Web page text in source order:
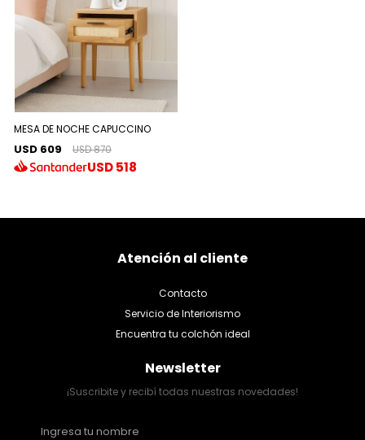
MESA DE NOCHE CAPUCCINO
USD 609 USD 870
USD518
Atención al cliente
Contacto
Servicio de Interiorismo
Encuentra tu colchón ideal
Newsletter
¡Suscribite y recibí todas nuestras novedades!